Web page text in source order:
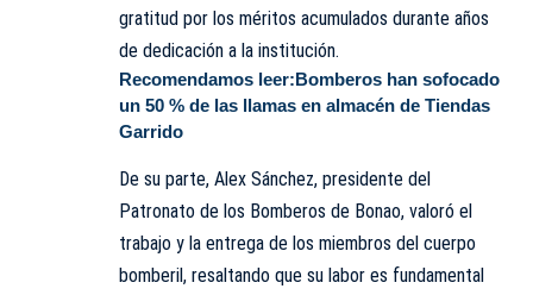
gratitud por los méritos acumulados durante años
de dedicación a la institución.
Recomendamos leer:Bomberos han sofocado
un 50 % de las llamas en almacén de Tiendas
Garrido
De su parte, Alex Sánchez, presidente del
Patronato de los Bomberos de Bonao, valoró el
trabajo y la entrega de los miembros del cuerpo
bomberil, resaltando que su labor es fundamental